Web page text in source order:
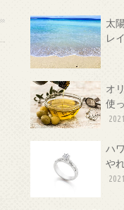
太
レ
オ
使
ハ
や